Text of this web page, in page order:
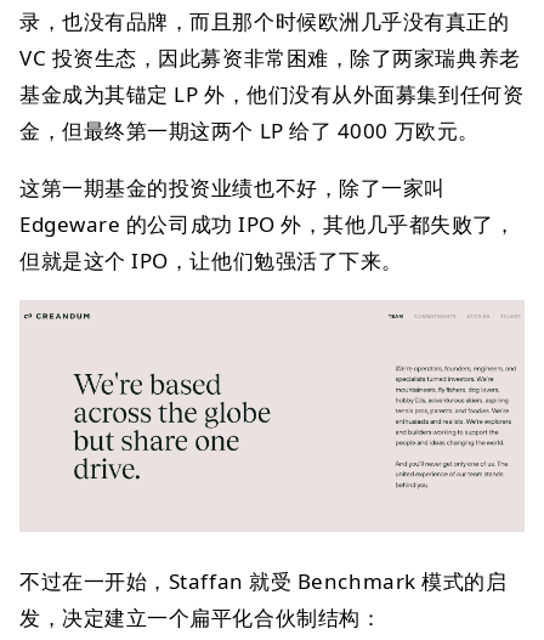
录，也没有品牌，而且那个时候欧洲几乎没有真正的
VC 投资生态，因此募资非常困难，除了两家瑞典养老
基金成为其锚定 LP 外，他们没有从外面募集到任何资
金，但最终第一期这两个 LP 给了 4000 万欧元。
这第一期基金的投资业绩也不好，除了一家叫
Edgeware 的公司成功 IPO 外，其他几乎都失败了，
但就是这个 IPO，让他们勉强活了下来。
不过在一开始，Staffan 就受 Benchmark 模式的启
发，决定建立一个扁平化合伙制结构：